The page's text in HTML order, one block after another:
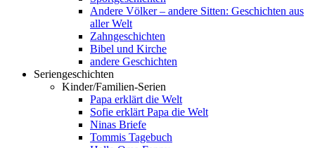
Andere Völker – andere Sitten: Geschichten aus
aller Welt
Zahngeschichten
Bibel und Kirche
andere Geschichten
Seriengeschichten
Kinder/Familien-Serien
Papa erklärt die Welt
Sofie erklärt Papa die Welt
Ninas Briefe
Tommis Tagebuch